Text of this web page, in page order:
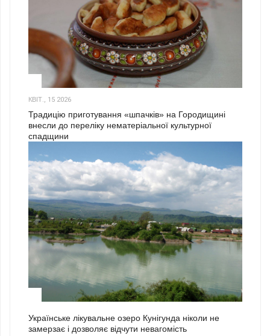
КВІТ., 15 2026
Традицію приготування «шпачків» на Городищині
внесли до переліку нематеріальної культурної
спадщини
Українське лікувальне озеро Кунігунда ніколи не
замерзає і дозволяє відчути невагомість